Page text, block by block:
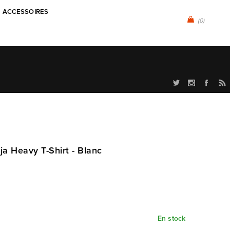
(0)
ACCESSOIRES
Heavy T-Shirt - Blanc
En stock